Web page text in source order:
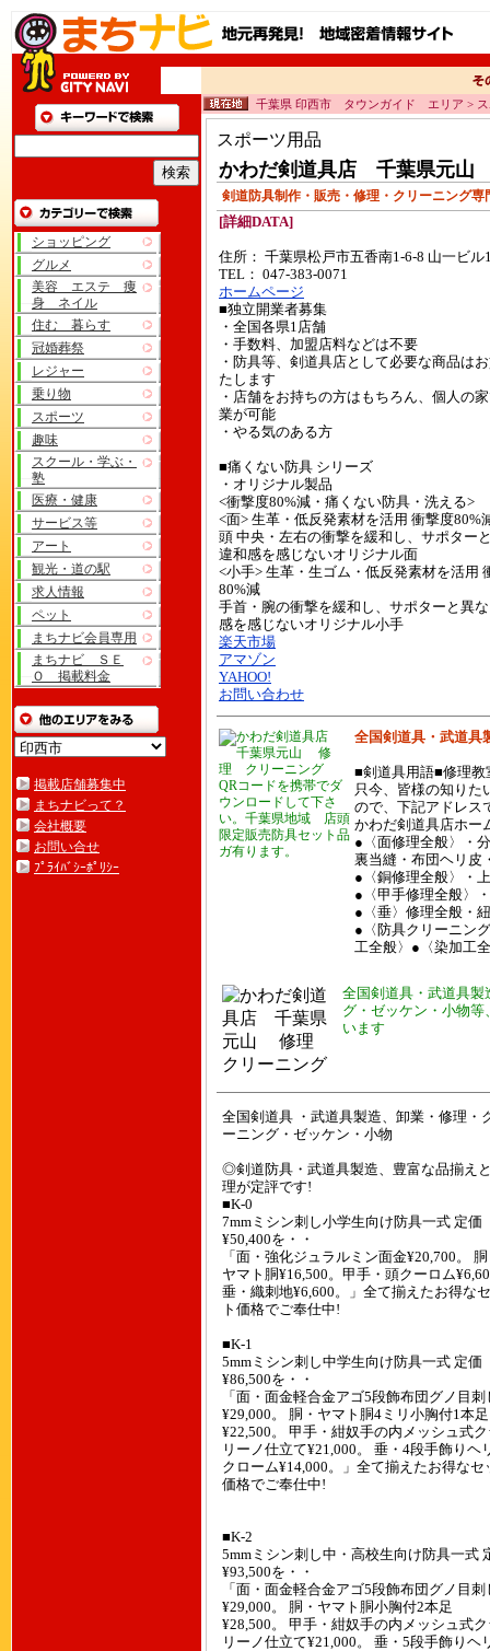
ショッピング
グルメ
美容 エステ 痩
身 ネイル
住む 暮らす
冠婚葬祭
レジャー
乗り物
スポーツ
趣味
スクール・学ぶ・
塾
医療・健康
サービス等
アート
観光・道の駅
求人情報
ペット
まちナビ会員専用
まちナビ ＳＥ
Ｏ 掲載料金
掲載店舗募集中
まちナビって？
会社概要
お問い合せ
ﾌﾟﾗｲﾊﾞｼｰﾎﾟﾘｼｰ
千葉県 印西市 タウンガイド エリア > ス
スポーツ用品
かわだ剣道具店 千葉県元
剣道防具制作・販売・修理・クリーニング
[詳細DATA]
住所： 千葉県松戸市五香南1-6-8 山一ビル
TEL： 047-383-0071
ホームページ
■独立開業者募集
・全国各県1店舗
・手数料、加盟店料などは不要
・防具等、剣道具店として必要な商品は
たします
・店舗をお持ちの方はもちろん、個人の
業が可能
・やる気のある方
■痛くない防具 シリーズ
・オリジナル製品
<衝撃度80%減・痛くない防具・洗える>
<面> 生革・低反発素材を活用 衝撃度80%
頭 中央・左右の衝撃を緩和し、サポター
違和感を感じないオリジナル面
<小手> 生革・生ゴム・低反発素材を活用
80%減
手首・腕の衝撃を緩和し、サポターと異
感を感じないオリジナル小手
楽天市場
アマゾン
YAHOO!
お問い合わせ
QRコードを携帯でダ
ウンロードして下さ
い。千葉県地域 店頭
限定販売防具セット品
ガ有ります。
全国剣道具・武道具
■剣道具用語■修理
只今、皆様の知りた
ので、下記アドレス
かわだ剣道具店ホ
●〈面修理全般〉・
裏当縫・布団ヘリ皮
●〈銅修理全般〉・
●〈甲手修理全般〉
●〈垂〉修理全般・
●〈防具クリーニン
工全般〉●〈染加工
全国剣道具・武道具
グ・ゼッケン・小物
います
全国剣道具 ・武道具製造、卸業・修理・
ーニング・ゼッケン・小物
◎剣道防具・武道具製造、豊富な品揃え
理が定評です!
■K-0
7mmミシン刺し小学生向け防具一式 定価
¥50,400を・・
「面・強化ジュラルミン面金¥20,700。
ヤマト胴¥16,500。甲手・頭クーロム
垂・織刺地¥6,600。」全て揃えたお得な
ト価格でご奉仕中!
■K-1
5mmミシン刺し中学生向け防具一式 定価
¥86,500を・・
「面・面金軽合金アゴ5段飾布団グノ目刺
¥29,000。 胴・ヤマト胴4ミリ小胸付1本足
¥22,500。 甲手・紺奴手の内メッシュ式
リーノ仕立て¥21,000。 垂・4段手飾りヘ
クローム¥14,000。」全て揃えたお得なセ
価格でご奉仕中!
■K-2
5mmミシン刺し中・高校生向け防具一式
¥93,500を・・
「面・面金軽合金アゴ5段飾布団グノ目刺
¥29,000。 胴・ヤマト胴小胸付2本足
¥28,500。 甲手・紺奴手の内メッシュ式
リーノ仕立て¥21,000。 垂・5段手飾りヘ